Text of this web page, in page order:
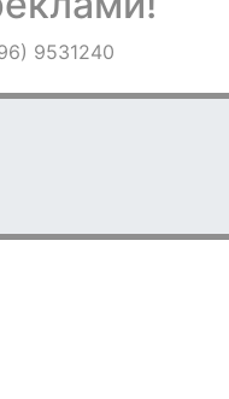
9531240